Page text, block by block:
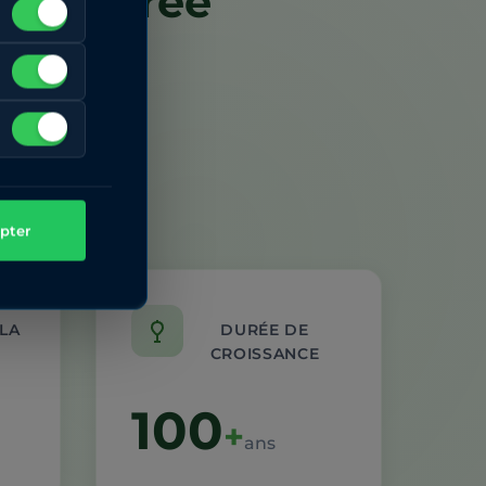
DURÉE DE
CROISSANCE
100+ans